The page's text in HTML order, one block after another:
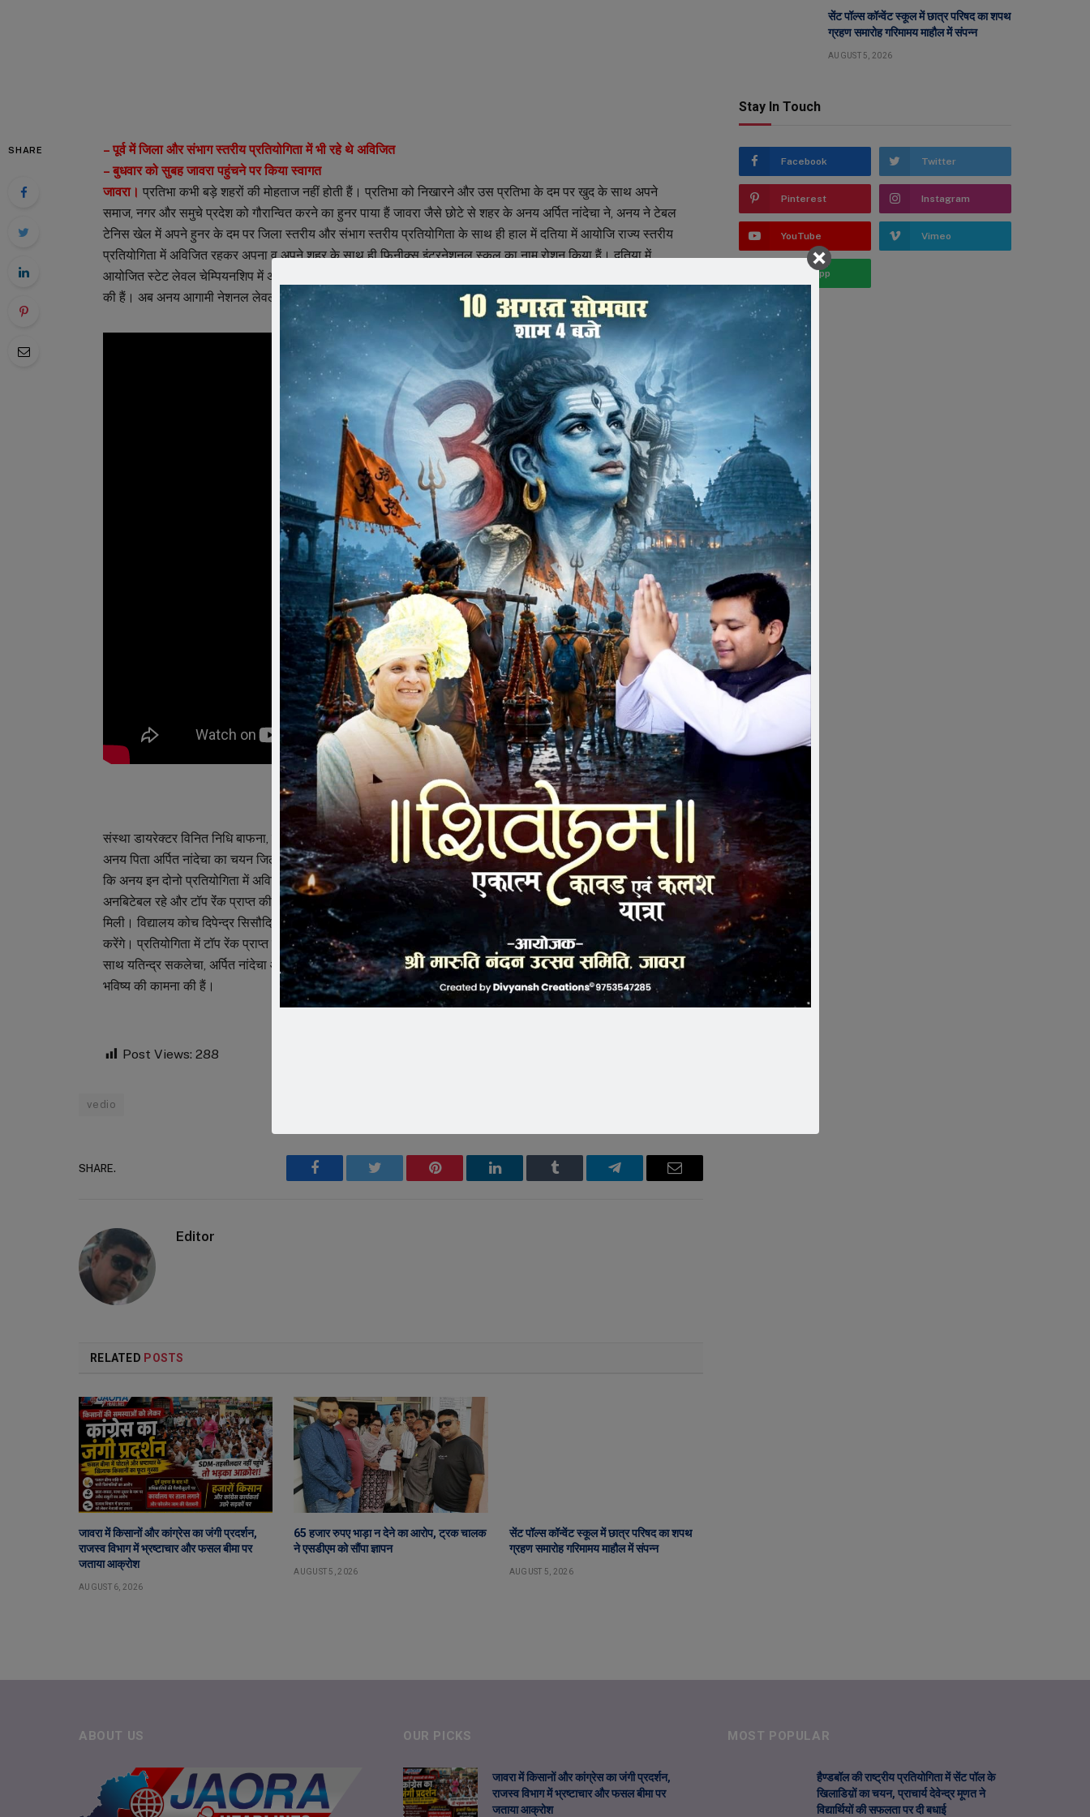
SHARE
– पूर्व में जिला और संभाग स्तरीय प्रतियोगिता में भी रहे थे अविजित
– बुधवार को सुबह जावरा पहुंचने पर किया स्वागत
जावरा। प्रतिभा कभी बड़े शहरों की मोहताज नहीं होती हैं। प्रतिभा को निखारने और उस प्रतिभा के दम पर खुद के साथ अपने
समाज, नगर और समुचे प्रदेश को गौरान्वित करने का हुनर पाया हैं जावरा जैसे छोटे से शहर के अनय अर्पित नांदेचा ने, अनय ने टेबल
टेनिस खेल में अपने हुनर के दम पर जिला स्तरीय और संभाग स्तरीय प्रतियोगिता के साथ ही हाल में दतिया में आयोजि राज्य स्तरीय
प्रतियोगिता में अविजित रहकर अपना व अपने शहर के साथ ही फिनीक्स इंटरनेशनल स्कूल का नाम रोशन किया हैं। दतिया में
आयोजित स्टेट लेवल चेम्पियनशिप में अनबिटेबल रहकर अनय ने अंडर 14 में टॉप रेंक प्राप्त करते हुए मध्यप्रदेश की कमान प्राप्त
की हैं। अब अनय आगामी नेशनल लेवल चेम्पियनशिप में मध्यप्रदेश का प्रतिनिधित्व करेंगे।
संस्था डायरेक्टर विनित निधि बाफना, प्राचार्य डॉ गौरीएस ने बताया कि अंडर 14 स्टेट लेवल चेम्पियनशिप के लिए विद्यालय के
अनय पिता अर्पित नांदेचा का चयन जिला और संभाग स्तरीय प्रतियोगिता में बेहतर प्रदर्शन के आधार पर हुआ था। उल्लेखनीय है
कि अनय इन दोनो प्रतियोगिता में अविजित रहे थे। 20 से 24 सितंबर तक दतिया में आयोजित स्टेट लेवल चेम्पियनशिप में भी अनय
अनबिटेबल रहे और टॉप रेंंक प्राप्त की। टॉप रेंक प्राप्त करने के चलते अनय को अंडर 14 की मध्यप्रदेश की टीम की कप्तानी भी
मिली। विद्यालय कोच दिपेन्द्र सिसौदिया ने बताया कि अब अनय आगामी नेशनल लेवल चेम्पियनशिप में मध्यप्रदेश का प्रतिनिधित्व
करेंगे। प्रतियोगिता में टॉप रेंक प्राप्त करने के बाद बुधवार को अनय सुबह जावरा पहुंचे। जावरा रेलवे स्टेशन पर विद्यालय स्टॉफ के
साथ यतिन्द्र सकलेचा, अर्पित नांदेचा आदि ने पुष्पमाला पहनाकर अनय का स्वागत किया। समुचे स्कूल स्टॉफ ने अनय के उज्जवल
भविष्य की कामना की हैं।
Post Views: 288
vedio
SHARE.
Facebook Twitter Pinterest LinkedIn Tumblr Telegram Email
Editor
RELATED POSTS
जावरा में किसानों और कांग्रेस का जंगी प्रदर्शन,
राजस्व विभाग में भ्रष्टाचार और फसल बीमा पर
जताया आक्रोश
AUGUST 6, 2026
65 हजार रुपए भाड़ा न देने का आरोप, ट्रक चालक
ने एसडीएम को सौंपा ज्ञापन
AUGUST 5, 2026
सेंट पॉल्स कॉन्वेंट स्कूल में छात्र परिषद का शपथ
ग्रहण समारोह गरिमामय माहौल में संपन्न
AUGUST 5, 2026
सेंट पॉल्स कॉन्वेंट स्कूल में छात्र परिषद का शपथ
ग्रहण समारोह गरिमामय माहौल में संपन्न
AUGUST 5, 2026
Stay In Touch
Facebook Twitter
Pinterest Instagram
YouTube Vimeo
WhatsApp
ABOUT US OUR PICKS
जावरा में किसानों और कांग्रेस का जंगी प्रदर्शन,
राजस्व विभाग में भ्रष्टाचार और फसल बीमा पर
जताया आक्रोश
MOST POPULAR
हैण्डबॉल की राष्ट्रीय प्रतियोगिता में सेंट पॉल के
खिलाडिय़ों का चयन, प्राचार्य देवेन्द्र मूणत ने
विद्यार्थियों की सफलता पर दी बधाई